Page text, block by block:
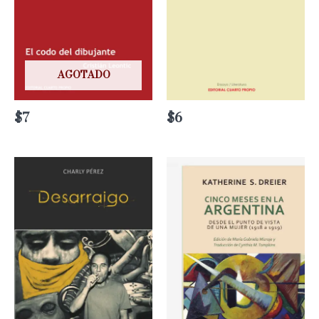
AGOTADO
$7 $6